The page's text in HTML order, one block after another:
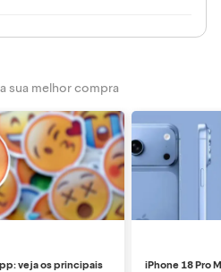
sua melhor compra
veja os principais iPhone 18 Pro